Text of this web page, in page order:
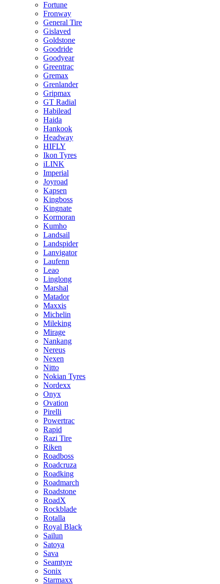
Fortune
Fronway
General Tire
Gislaved
Goldstone
Goodride
Goodyear
Greentrac
Gremax
Grenlander
Gripmax
GT Radial
Habilead
Haida
Hankook
Headway
HIFLY
Ikon Tyres
iLINK
Imperial
Joyroad
Kapsen
Kingboss
Kingnate
Kormoran
Kumho
Landsail
Landspider
Lanvigator
Laufenn
Leao
Linglong
Marshal
Matador
Maxxis
Michelin
Mileking
Mirage
Nankang
Nereus
Nexen
Nitto
Nokian Tyres
Nordexx
Onyx
Ovation
Pirelli
Powertrac
Rapid
Razi Tire
Riken
Roadboss
Roadcruza
Roadking
Roadmarch
Roadstone
RoadX
Rockblade
Rotalla
Royal Black
Sailun
Satoya
Sava
Seamtyre
Sonix
Starmaxx